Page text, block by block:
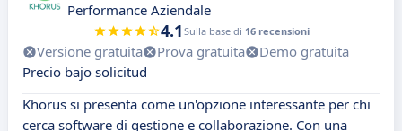
Performance Aziendale
4.1 Sulla base di 16 recensioni
Versione gratuita Prova gratuita
Demo gratuita
Precio bajo solicitud
Khorus si presenta come un'opzione interessante per chi
cerca software di gestione e collaborazione. Con una